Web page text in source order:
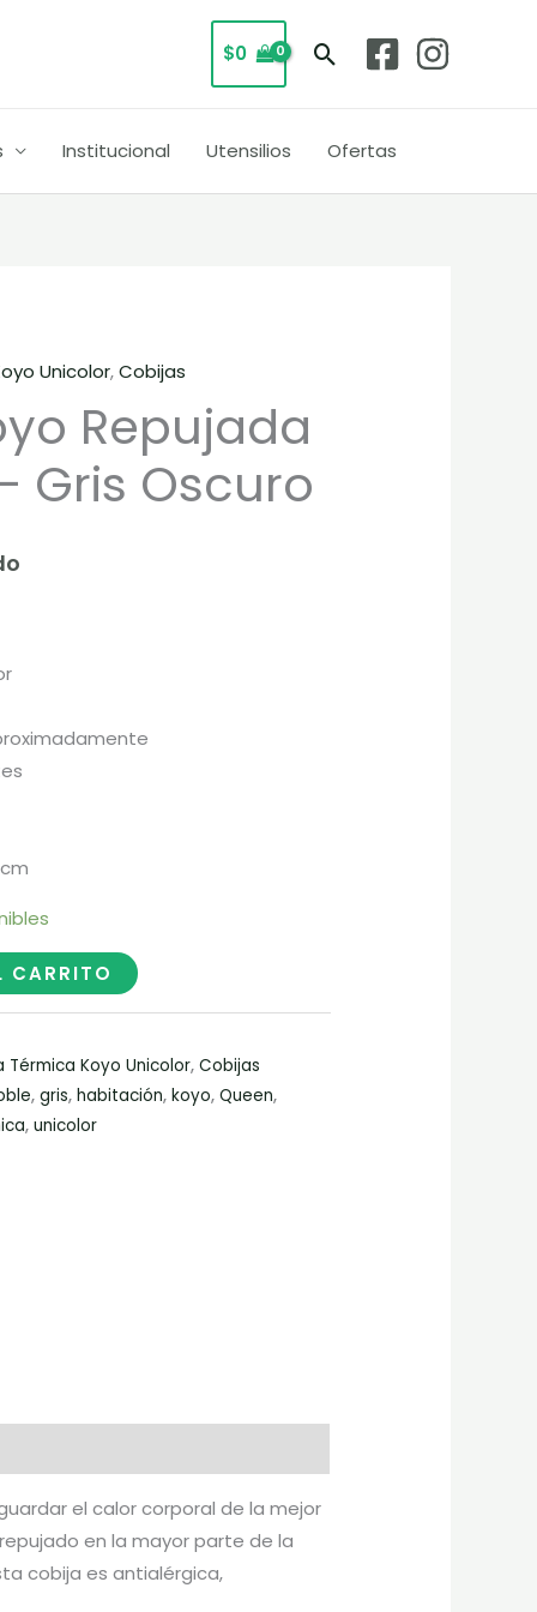
$0 Buscar
Institucional Utensilios Ofertas
Unicolor,Cobijas
Repujada
Gris Oscuro
CARRITO
Térmica Koyo Unicolor, Cobijas
, gris, habitación, koyo, Queen,
, unicolor
el calor corporal de la mejor
en la mayor parte de la
cobija es antialérgica,
cantidad